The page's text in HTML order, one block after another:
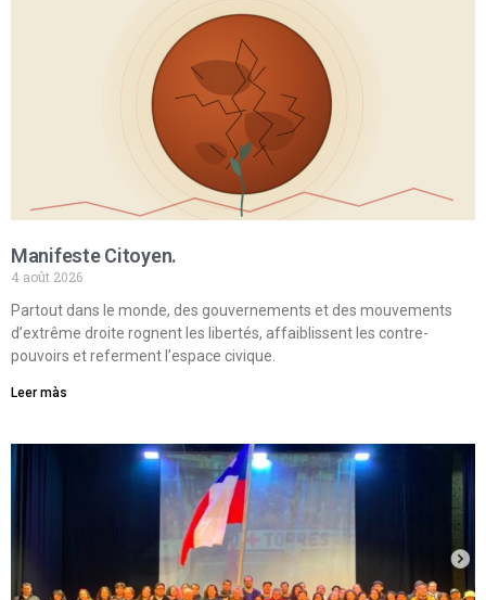
Manifeste Citoyen.
4 août 2026
Partout dans le monde, des gouvernements et des mouvements
d’extrême droite rognent les libertés, affaiblissent les contre-
pouvoirs et referment l’espace civique.
Leer màs